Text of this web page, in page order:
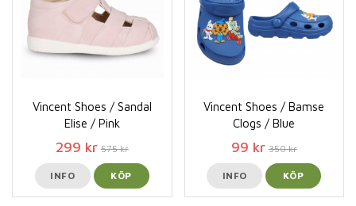
Vincent Shoes / Sandal
Elise / Pink
299 kr 575 kr
INFO KÖP
Vincent Shoes / Bamse
Clogs / Blue
99 kr 350 kr
INFO KÖP